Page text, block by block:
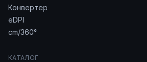
Конвертер
eDPI
cm/360°
КАТАЛОГ